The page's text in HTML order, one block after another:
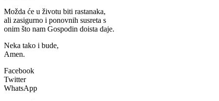
Možda će u životu biti rastanaka,
ali zasigurno i ponovnih susreta s
onim što nam Gospodin doista daje.
Neka tako i bude,
Amen.
Facebook
Twitter
WhatsApp